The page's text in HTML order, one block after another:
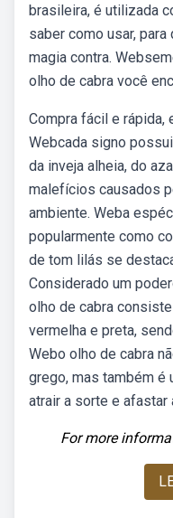
brasileira, é utilizada
saber como usar,
magia contra.
olho de cabra você
Compra fácil e rápida,
Webcada signo
da inveja alheia, do
malefícios causados
ambiente. Weba
popularmente como
de tom lilás se
Considerado um
olho de cabra
vermelha e preta,
Webo olho de cabra
grego, mas também é
atrair a sorte e afastar
For more